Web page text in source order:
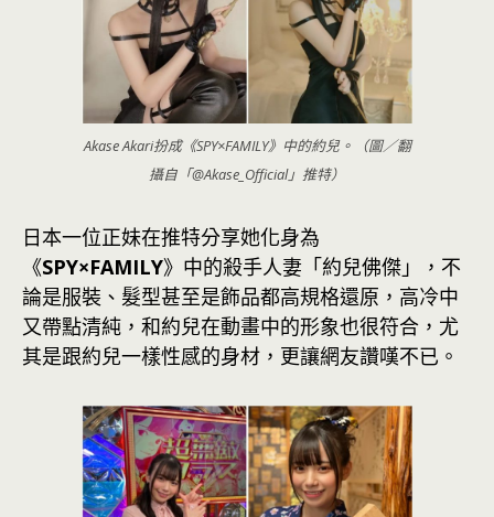
Akase Akari扮成《SPY×FAMILY》中的約兒。（圖／翻
攝自「@Akase_Official」推特）
日本一位正妹在推特分享她化身為
《SPY×FAMILY》中的殺手人妻「約兒佛傑」，不
論是服裝、髮型甚至是飾品都高規格還原，高冷中
又帶點清純，和約兒在動畫中的形象也很符合，尤
其是跟約兒一樣性感的身材，更讓網友讚嘆不已。